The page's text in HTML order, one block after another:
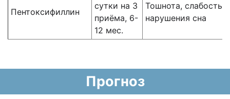
Пентоксифиллин
сутки на 3
приёма, 6-
12 мес.
Тошнота, слабость,
нарушения сна
Прогноз